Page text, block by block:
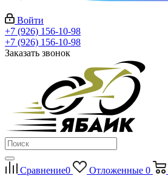
Войти
+7 (926) 156-10-98
+7 (926) 156-10-98
Заказать звонок
Сравнение0 Отложенные 0